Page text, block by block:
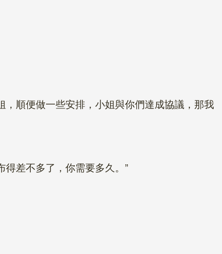
順便做一些安排，小姐與你們達成協議，那我
差不多了，你需要多久。”